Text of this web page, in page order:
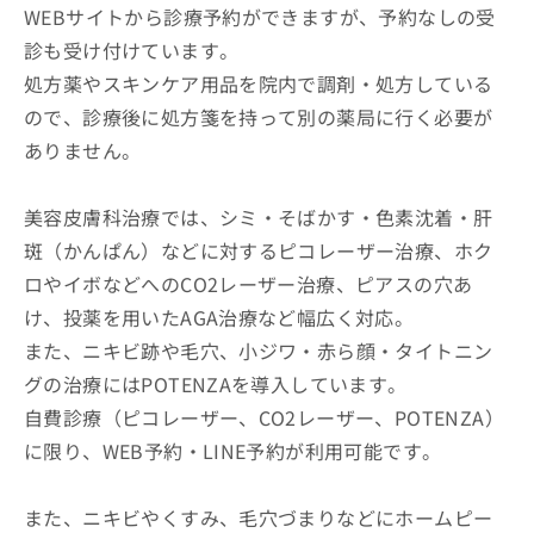
WEBサイトから診療予約ができますが、予約なしの受
診も受け付けています。
処方薬やスキンケア用品を院内で調剤・処方している
ので、診療後に処方箋を持って別の薬局に行く必要が
ありません。
美容皮膚科治療では、シミ・そばかす・色素沈着・肝
斑（かんぱん）などに対するピコレーザー治療、ホク
ロやイボなどへのCO2レーザー治療、ピアスの穴あ
け、投薬を用いたAGA治療など幅広く対応。
また、ニキビ跡や毛穴、小ジワ・赤ら顔・タイトニン
グの治療にはPOTENZAを導入しています。
自費診療（ピコレーザー、CO2レーザー、POTENZA）
に限り、WEB予約・LINE予約が利用可能です。
また、ニキビやくすみ、毛穴づまりなどにホームピー